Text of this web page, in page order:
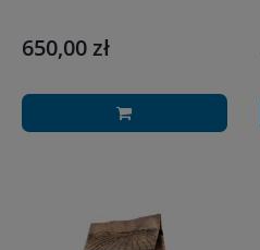
650,00 zł